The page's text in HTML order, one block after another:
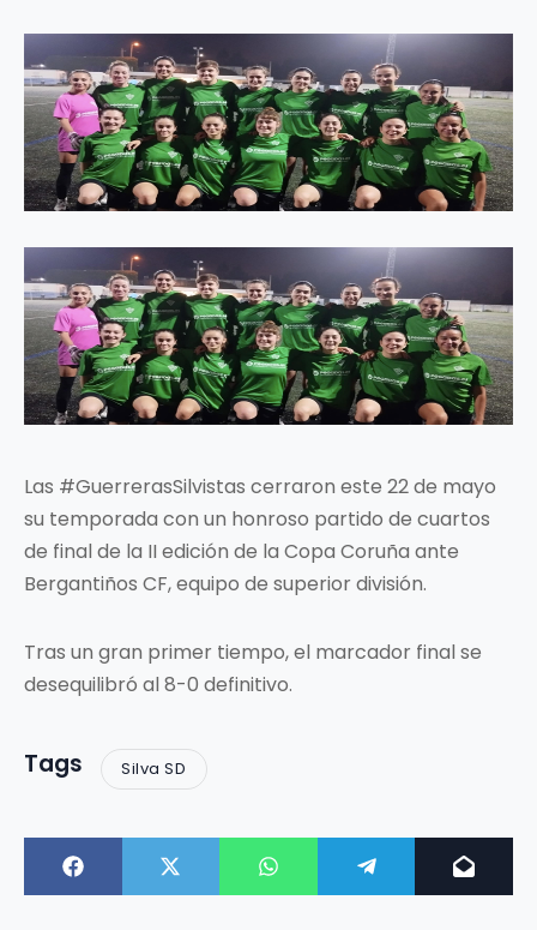
Las #GuerrerasSilvistas cerraron este 22 de mayo
su temporada con un honroso partido de cuartos
de final de la II edición de la Copa Coruña ante
Bergantiños CF, equipo de superior división.
Tras un gran primer tiempo, el marcador final se
desequilibró al 8-0 definitivo.
Tags Silva SD